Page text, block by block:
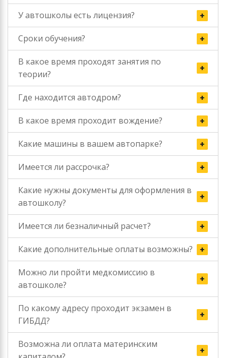
У автошколы есть лицензия?
Сроки обучения?
В какое время проходят занятия по
теории?
Где находится автодром?
В какое время проходит вождение?
Какие машины в вашем автопарке?
Имеется ли рассрочка?
Какие нужны документы для оформления в
автошколу?
Имеется ли безналичный расчет?
Какие дополнительные оплаты возможны?
Можно ли пройти медкомиссию в
автошколе?
По какому адресу проходит экзамен в
ГИБДД?
Возможна ли оплата материнским